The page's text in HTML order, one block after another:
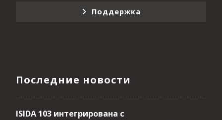
Поддержка
Последние новости
ISIDA 103 интегрирована с